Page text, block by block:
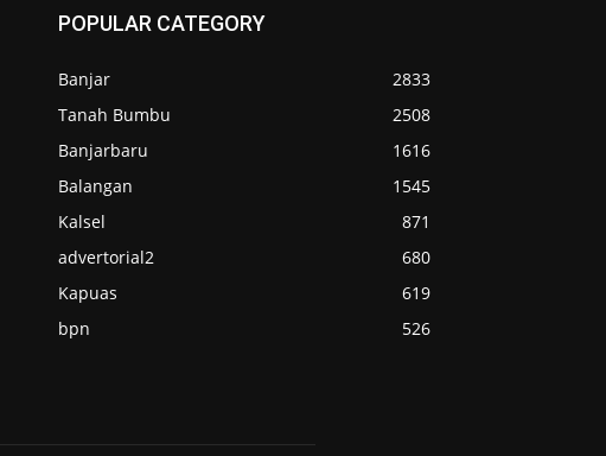
POPULAR CATEGORY
Banjar
2833
Tanah Bumbu
2508
Banjarbaru
1616
Balangan
1545
Kalsel
871
advertorial2
680
Kapuas
619
bpn
526